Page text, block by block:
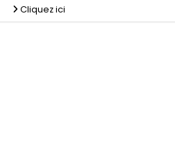
Cliquez ici